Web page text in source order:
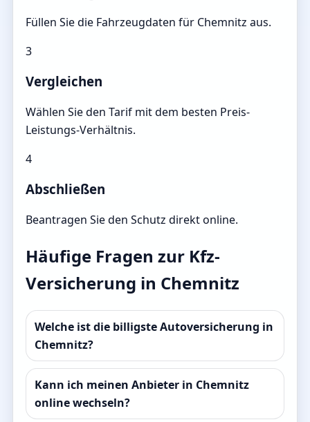
Füllen Sie die Fahrzeugdaten für Chemnitz aus.
3
Vergleichen
Wählen Sie den Tarif mit dem besten Preis-
Leistungs-Verhältnis.
4
Abschließen
Beantragen Sie den Schutz direkt online.
Häufige Fragen zur Kfz-
Versicherung in Chemnitz
Welche ist die billigste Autoversicherung in
Chemnitz?
Kann ich meinen Anbieter in Chemnitz
online wechseln?